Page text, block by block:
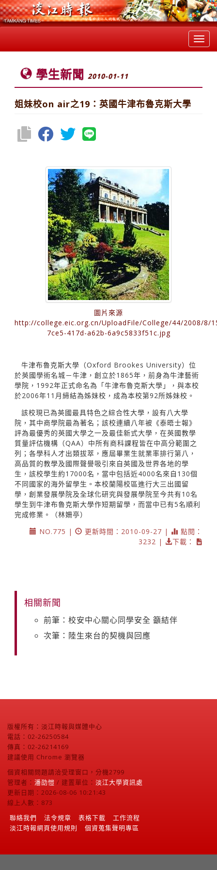
學生新聞 2010-01-11
姐妹校on air之19：英國牛津布魯克斯大學
圖片來源
http://college.eic.org.cn/UploadFile/College/44/2008/8/
7ce5-417d-a62b-6a9c5833f51c.jpg
牛津布魯克斯大學（Oxford Brookes University）位
於英國學術名城－牛津，創立於1865年，前身為牛津藝術
學院，1992年正式命名為「牛津布魯克斯大學」，與本校
於2006年11月締結為姊妹校，成為本校第92所姊妹校。
該校現已為英國最具特色之綜合性大學，設有八大學
院，其中商學院最為著名；該校連續八年被《泰晤士報》
評為最優秀的英國大學之一及最佳新式大學，在英國教學
質量評估機構（QAA）中所有商科課程皆在中高分範圍之
列；各學科人才出類拔萃，應屆畢業生就業率排行第八，
高品質的教學及國際聲譽吸引來自英國及世界各地的學
生，該校學生約17000名，當中包括近4000名來自130個
不同國家的海外留學生。本校蘭陽校區進行大三出國留
學，創業發展學院及全球化研究與發展學院至今共有10名
學生到牛津布魯克斯大學作短期留學，而當中已有5名順利
完成修業。（林姍亭）
NO.775 |
更新時間：2010-09-27 |
點閱：
3232 |
下載：
相關新聞
前筆：校安中心關心同學安全 籲結伴
次筆：陸生來台的契機與回應
版權所有：淡江時報與媒體中心
電話：02-26250584
傳真：02-26214169
建議使用 Chrome 瀏覽器
個資相關問題請洽受理窗口，分機2799
管理者： 潘劭愷 / 建置單位： 淡江大學資訊處
更新日期：2026-08-06 10:21:43
線上人數：873
聯絡我們
法令規章 表格下載
工作流程
淡江時報網頁使用規則
個資蒐集聲明專區